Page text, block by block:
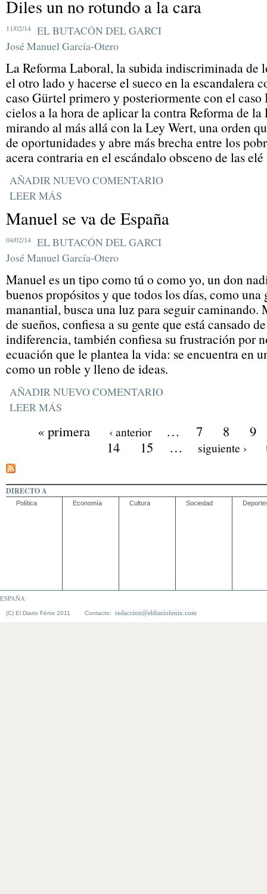
Diles un no rotundo a la cara
11/02/14
EL BUTACÓN DEL GARCI
José Manuel García-Otero
La Reforma Laboral, la subida indiscriminada de
el otro lado y hacerse el sueco en la escandalera
caso Gürtel primero y posteriormente con el caso
cielos a la hora de aplicar la contra Reforma de
mirando al más allá con la Ley Wert, una orden
de oportunidades y abre más brecha entre los
acera contraria en el escándalo obsceno de las elé
AÑADIR NUEVO COMENTARIO
LEER MÁS
Manuel se va de España
04/02/14
EL BUTACÓN DEL GARCI
José Manuel García-Otero
Manuel es un tipo como tú o como yo, un don
buenos propósitos y que todos los días, como una
manantial, busca una luz para seguir
de sueños, confiesa a su gente que está cansado
indiferencia, también confiesa su frustración por
ecuación que le plantea la vida: se encuentra en
como un roble y lleno de ideas.
AÑADIR NUEVO COMENTARIO
LEER MÁS
« primera ‹ anterior … 7 8
9
14
15 … siguiente ›
DIRECTO A
Política Economía Cultura Sociedad
ESPAÑA
(C) El Diario Fénix 2011 Contacto: redaccion@eldiariofenix.com